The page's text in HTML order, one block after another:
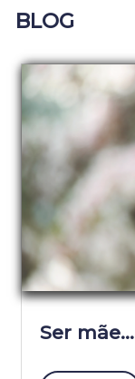
BLOG
Ser mãe…